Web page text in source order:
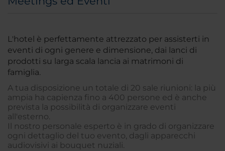
L'hotel è perfettamente attrezzato per assisterti in
eventi di ogni genere e dimensione, dai lanci di
prodotti su larga scala lancia ai matrimoni di
famiglia.
A tua disposizione un totale di 20 sale riunioni: la più
ampia ha capienza fino a 400 persone ed è anche
prevista la possibilità di organizzare eventi
all'esterno.
Il nostro personale esperto è in grado di organizzare
ogni dettaglio del tuo evento, dagli apparecchi
audiovisivi ai bouquet nuziali.